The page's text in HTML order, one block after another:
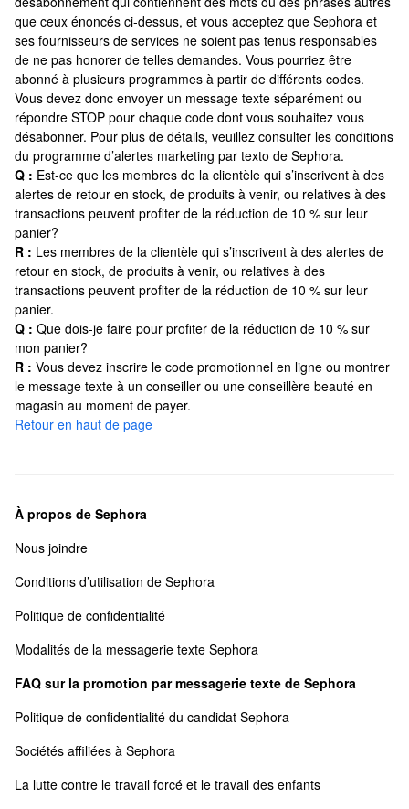
que ceux énoncés ci-dessus, et vous acceptez que Sephora et
ses fournisseurs de services ne soient pas tenus responsables
de ne pas honorer de telles demandes. Vous pourriez être
abonné à plusieurs programmes à partir de différents codes.
Vous devez donc envoyer un message texte séparément ou
répondre STOP pour chaque code dont vous souhaitez vous
désabonner. Pour plus de détails, veuillez consulter les conditions
du programme d’alertes marketing par texto de Sephora.
Q : Est-ce que les membres de la clientèle qui s’inscrivent à des
alertes de retour en stock, de produits à venir, ou relatives à des
transactions peuvent profiter de la réduction de 10 % sur leur
panier?
R : Les membres de la clientèle qui s’inscrivent à des alertes de
retour en stock, de produits à venir, ou relatives à des
transactions peuvent profiter de la réduction de 10 % sur leur
panier.
Q : Que dois-je faire pour profiter de la réduction de 10 % sur
mon panier?
R : Vous devez inscrire le code promotionnel en ligne ou montrer
le message texte à un conseiller ou une conseillère beauté en
magasin au moment de payer.
Retour en haut de page
À propos de Sephora
Nous joindre
Conditions d’utilisation de Sephora
Politique de confidentialité
Modalités de la messagerie texte Sephora
FAQ sur la promotion par messagerie texte de Sephora
Politique de confidentialité du candidat Sephora
Sociétés affiliées à Sephora
La lutte contre le travail forcé et le travail des enfants